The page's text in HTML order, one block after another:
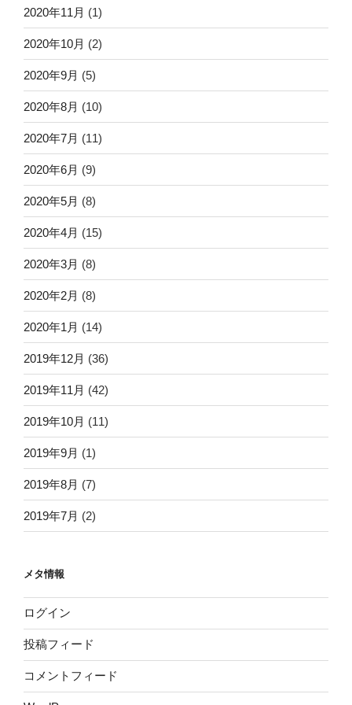
2020年11月 (1)
2020年10月 (2)
2020年9月 (5)
2020年8月 (10)
2020年7月 (11)
2020年6月 (9)
2020年5月 (8)
2020年4月 (15)
2020年3月 (8)
2020年2月 (8)
2020年1月 (14)
2019年12月 (36)
2019年11月 (42)
2019年10月 (11)
2019年9月 (1)
2019年8月 (7)
2019年7月 (2)
メタ情報
ログイン
投稿フィード
コメントフィード